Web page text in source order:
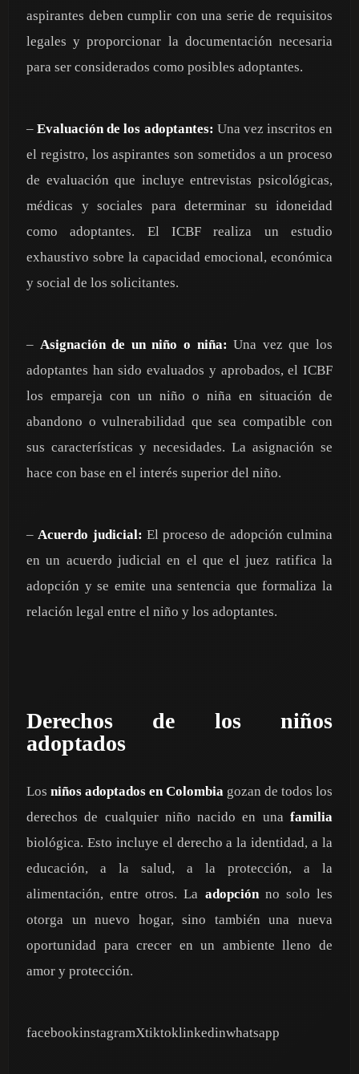
aspirantes deben cumplir con una serie de requisitos
legales y proporcionar la documentación necesaria
para ser considerados como posibles adoptantes.
–Evaluación de los adoptantes: Una vez inscritos en
el registro, los aspirantes son sometidos a un proceso
de evaluación que incluye entrevistas psicológicas,
médicas y sociales para determinar su idoneidad
como adoptantes. El ICBF realiza un estudio
exhaustivo sobre la capacidad emocional, económica
y social de los solicitantes.
– Asignación de un niño o niña: Una vez que los
adoptantes han sido evaluados y aprobados, el ICBF
los empareja con un niño o niña en situación de
abandono o vulnerabilidad que sea compatible con
sus características y necesidades. La asignación se
hace con base en el interés superior del niño.
–Acuerdo judicial: El proceso de adopción culmina
en un acuerdo judicial en el que el juez ratifica la
adopción y se emite una sentencia que formaliza la
relación legal entre el niño y los adoptantes.
Derechos de los niños
adoptados
Los niños adoptados en Colombia gozan de todos los
derechos de cualquier niño nacido en una familia
biológica. Esto incluye el derecho a la identidad, a la
educación, a la salud, a la protección, a la
alimentación, entre otros. La adopciónno solo les
otorga un nuevo hogar, sino también una nueva
oportunidad para crecer en un ambiente lleno de
amor y protección.
facebookinstagramXtiktoklinkedinwhatsapp